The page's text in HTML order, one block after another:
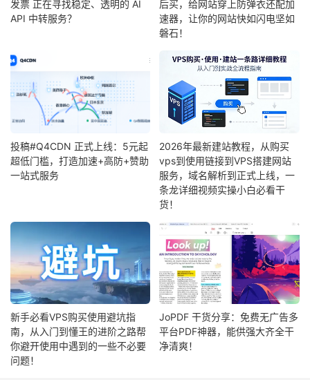
发票 正在寻找稳定、透明的 AI
API 中转服务？
后买，给网站穿上防弹衣还配加
速器，让你的网站快如闪电坚如
磐石！
投稿#Q4CDN 正式上线：5元起
超低门槛，打造加速+高防+赞助
一站式服务
2026年最新建站教程，从购买
vps到使用链接到VPS搭建网站
服务，域名解析到正式上线，一
条龙详细视频实操小白必看干
货！
新手必看VPS购买使用避坑指
南，从入门到懂王的进阶之路帮
你避开使用中遇到的一些不必要
问题！
JoPDF 干货分享：免费无广告多
平台PDF神器，能供强大齐全干
净清爽！